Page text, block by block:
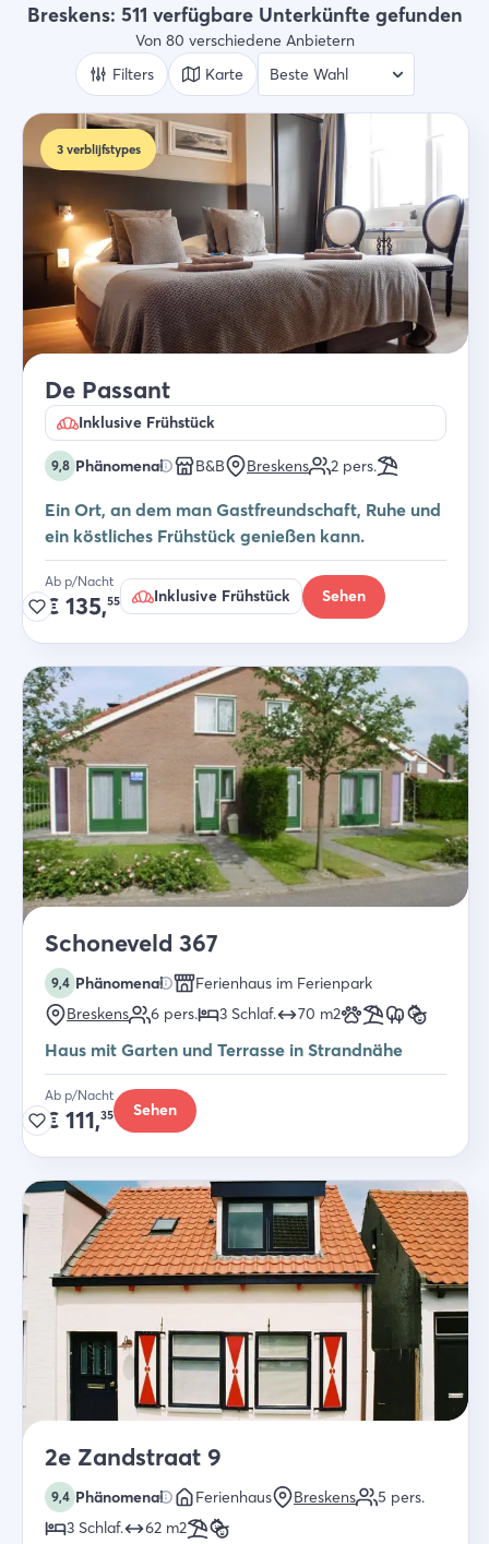
Wer
2 Gäste
Suche
Breskens: 511 verfügbare Unterkünfte gefunden
Von 80 verschiedene Anbietern
Filters
Karte
3 verblijfstypes
De Passant
Inklusive Frühstück
9,8 Phänomenal B&B Breskens 2 pers.
Ein Ort, an dem man Gastfreundschaft, Ruhe und
ein köstliches Frühstück genießen kann.
Ab p/Nacht
€ 135,55 Inklusive Frühstück Sehen
Schoneveld 367
9,4 Phänomenal
Ferienhaus im Ferienpark
Breskens
6 pers. 3 Schlaf. 70 m2
Haus mit Garten und Terrasse in Strandnähe
Ab p/Nacht
€ 111,35 Sehen
2e Zandstraat 9
9,4 Phänomenal Ferienhaus Breskens 5 pers.
3 Schlaf. 62 m2